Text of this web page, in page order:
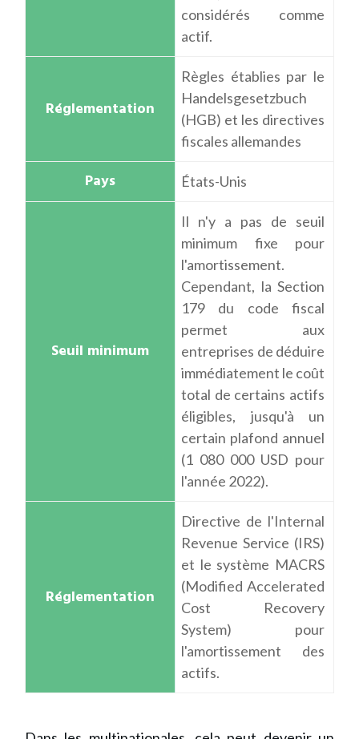
considérés comme
actif.
Règles établies par le
Handelsgesetzbuch
(HGB) et les directives
fiscales allemandes
États-Unis
Il n'y a pas de seuil
minimum fixe pour
l'amortissement.
Cependant, la Section
179 du code fiscal
permet aux
entreprises de déduire
immédiatement le coût
total de certains actifs
éligibles, jusqu'à un
certain plafond annuel
(1 080 000 USD pour
l'année 2022).
Directive de l'Internal
Revenue Service (IRS)
et le système MACRS
(Modified Accelerated
Cost Recovery
System) pour
l'amortissement des
actifs.